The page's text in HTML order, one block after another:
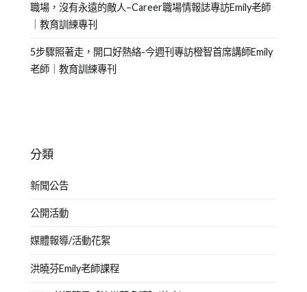
職場，沒有永遠的敵人–Career職場情報誌專訪Emily老師
｜教育訓練專刊
5步驟照著走，開口好熱絡-今週刊專訪橙智首席講師Emily
老師｜教育訓練專刊
分類
新聞公告
公開活動
媒體報導/活動花絮
洪曉芬Emily老師課程